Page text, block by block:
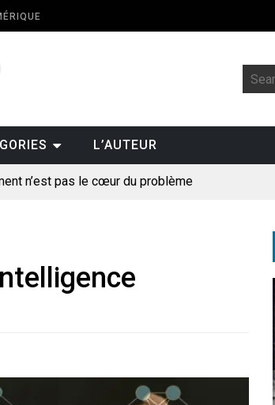
L’AUTEUR
n’est pas le cœur du problème
sortir des champs : « On impose et copie le
artificielle